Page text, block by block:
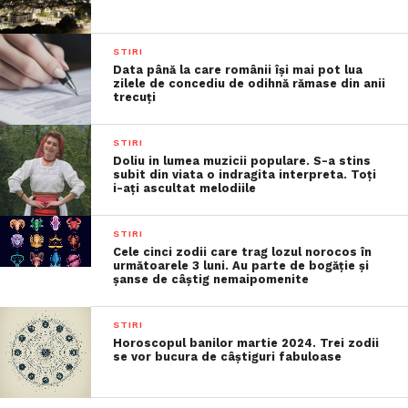
STIRI
Data până la care românii îşi mai pot lua
zilele de concediu de odihnă rămase din anii
trecuţi
STIRI
Doliu in lumea muzicii populare. S-a stins
subit din viata o indragita interpreta. Toți
i-ați ascultat melodiile
STIRI
Cele cinci zodii care trag lozul norocos în
următoarele 3 luni. Au parte de bogăție și
șanse de câștig nemaipomenite
STIRI
Horoscopul banilor martie 2024. Trei zodii
se vor bucura de câștiguri fabuloase